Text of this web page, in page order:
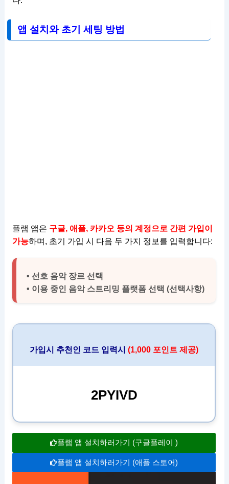
앱 설치와 초기 세팅 방법
플램 앱은 구글, 애플, 카카오 등의 계정으로 간편 가입이
가능하며, 초기 가입 시 다음 두 가지 정보를 입력합니다:
• 선호 음악 장르 선택
• 이용 중인 음악 스트리밍 플랫폼 선택 (선택사항)
가입시 추천인 코드 입력시 (1,000 포인트 제공)
2PYIVD
플램 앱 설치하러가기 (구글플레이 )
플램 앱 설치하러가기 (애플 스토어)